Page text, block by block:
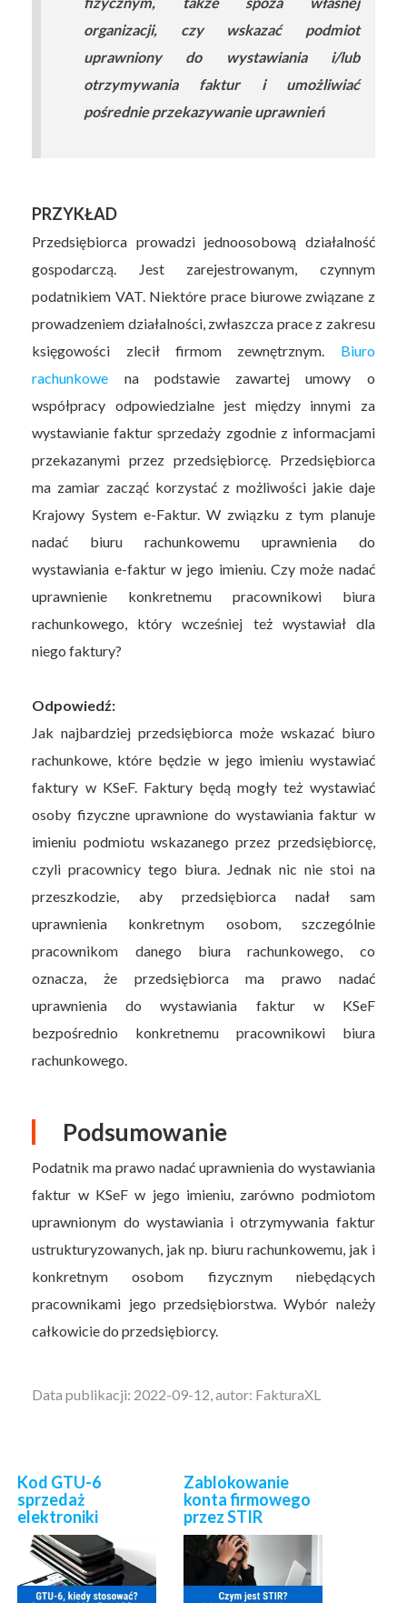
organizacji, czy wskazać podmiot
uprawniony do wystawiania i/lub
otrzymywania faktur i umożliwiać
pośrednie przekazywanie uprawnień
PRZYKŁAD
Przedsiębiorca prowadzi jednoosobową działalność
gospodarczą. Jest zarejestrowanym, czynnym
podatnikiem VAT. Niektóre prace biurowe związane z
prowadzeniem działalności, zwłaszcza prace z zakresu
księgowości zlecił firmom zewnętrznym. Biuro
rachunkowe na podstawie zawartej umowy o
współpracy odpowiedzialne jest między innymi za
wystawianie faktur sprzedaży zgodnie z informacjami
przekazanymi przez przedsiębiorcę. Przedsiębiorca
ma zamiar zacząć korzystać z możliwości jakie daje
Krajowy System e-Faktur. W związku z tym planuje
nadać biuru rachunkowemu uprawnienia do
wystawiania e-faktur w jego imieniu. Czy może nadać
uprawnienie konkretnemu pracownikowi biura
rachunkowego, który wcześniej też wystawiał dla
niego faktury?
Odpowiedź:
Jak najbardziej przedsiębiorca może wskazać biuro
rachunkowe, które będzie w jego imieniu wystawiać
faktury w KSeF. Faktury będą mogły też wystawiać
osoby fizyczne uprawnione do wystawiania faktur w
imieniu podmiotu wskazanego przez przedsiębiorcę,
czyli pracownicy tego biura. Jednak nic nie stoi na
przeszkodzie, aby przedsiębiorca nadał sam
uprawnienia konkretnym osobom, szczególnie
pracownikom danego biura rachunkowego, co
oznacza, że przedsiębiorca ma prawo nadać
uprawnienia do wystawiania faktur w KSeF
bezpośrednio konkretnemu pracownikowi biura
rachunkowego.
Podsumowanie
Podatnik ma prawo nadać uprawnienia do wystawiania
faktur w KSeF w jego imieniu, zarówno podmiotom
uprawnionym do wystawiania i otrzymywania faktur
ustrukturyzowanych, jak np. biuru rachunkowemu, jak i
konkretnym osobom fizycznym niebędących
pracownikami jego przedsiębiorstwa. Wybór należy
całkowicie do przedsiębiorcy.
Data publikacji: 2022-09-12, autor: FakturaXL
Kod GTU-6
sprzedaż
elektroniki
Zablokowanie
konta firmowego
przez STIR